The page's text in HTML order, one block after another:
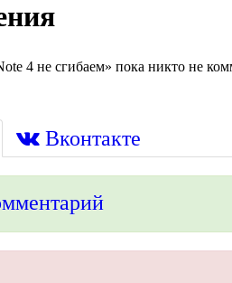
4 не сгибаем» пока никто не
Вконтакте